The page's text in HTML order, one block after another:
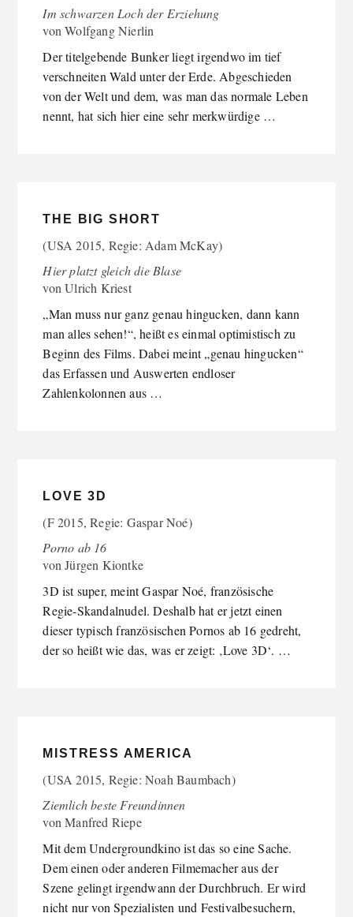
Im schwarzen Loch der Erziehung
vonWolfgang Nierlin
Der titelgebende Bunker liegt irgendwo im tief
verschneiten Wald unter der Erde. Abgeschieden
von der Welt und dem, was man das normale Leben
nennt, hat sich hier eine sehr merkwürdige …
THE BIG SHORT
(USA 2015, Regie: Adam McKay)
Hier platzt gleich die Blase
vonUlrich Kriest
„Man muss nur ganz genau hingucken, dann kann
man alles sehen!“, heißt es einmal optimistisch zu
Beginn des Films. Dabei meint „genau hingucken“
das Erfassen und Auswerten endloser
Zahlenkolonnen aus …
LOVE 3D
(F 2015, Regie: Gaspar Noé)
Porno ab 16
vonJürgen Kiontke
3D ist super, meint Gaspar Noé, französische
Regie-Skandalnudel. Deshalb hat er jetzt einen
dieser typisch französischen Pornos ab 16 gedreht,
der so heißt wie das, was er zeigt: ‚Love 3D‘. …
MISTRESS AMERICA
(USA 2015, Regie: Noah Baumbach)
Ziemlich beste Freundinnen
vonManfred Riepe
Mit dem Undergroundkino ist das so eine Sache.
Dem einen oder anderen Filmemacher aus der
Szene gelingt irgendwann der Durchbruch. Er wird
nicht nur von Spezialisten und Festivalbesuchern,